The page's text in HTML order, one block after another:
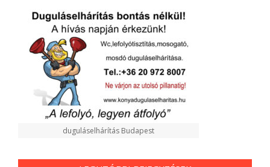
duguláselhárítás Budapest